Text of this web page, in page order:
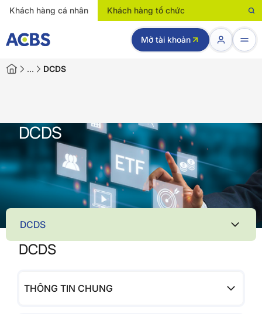
Khách hàng cá nhân Khách hàng tổ chức
Mở tài khoản
… DCDS
DCDS
DCDS
DCDS
THÔNG TIN CHUNG